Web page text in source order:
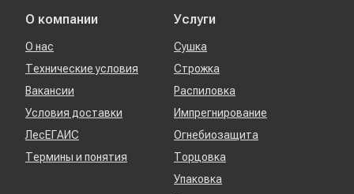
О компании
О нас
Технические условия
Вакансии
Условия доставки
ЛесЕГАИС
Термины и понятия
Услуги
Сушка
Строжка
Распиловка
Импрегнирование
Огнебиозащита
Торцовка
Упаковка